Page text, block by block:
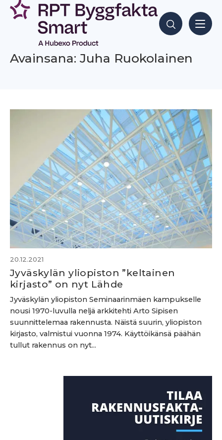
Siirry
sisältöön
Hae sisältöjä
Avainsana: Juha Ruokolainen
20.12.2021
Jyväskylän yliopiston ”keltainen
kirjasto” on nyt Lähde
Jyväskylän yliopiston Seminaarinmäen kampukselle
nousi 1970-luvulla neljä arkkitehti Arto Sipisen
suunnittelemaa rakennusta. Näistä suurin, yliopiston
kirjasto, valmistui vuonna 1974. Käyttöikänsä päähän
tullut rakennus on nyt...